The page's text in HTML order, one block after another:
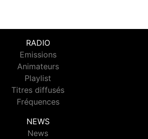
RADIO
Emissions
Animateurs
Playlist
Titres diffusés
Fréquences
NEWS
News